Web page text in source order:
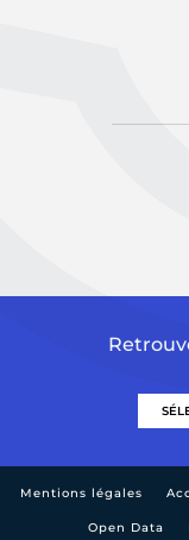
Mentions légales
Open Data